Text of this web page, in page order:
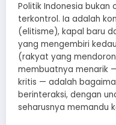
Politik Indonesia bukan
terkontrol. Ia adalah
(elitisme), kapal baru
yang mengembiri
(rakyat yang
membuatnya menarik
kritis — adalah
berinteraksi, dengan
seharusnya memandu